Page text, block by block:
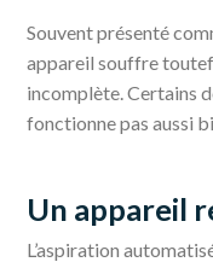
Souvent présenté
appareil souffre
incomplète. Certains
fonctionne pas aussi
Un appareil
L’aspiration